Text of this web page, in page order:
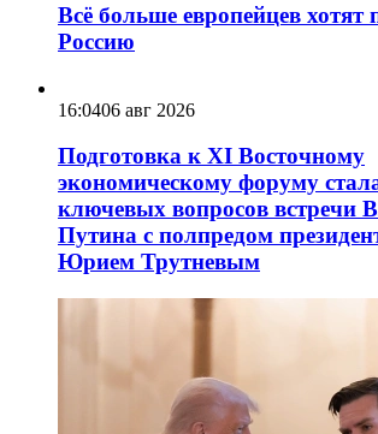
Всё больше европейцев хотят
Россию
16:0406 авг 2026
Подготовка к XI Восточному
экономическому форуму
ключевых вопросов встречи
Путина с полпредом
Юрием Трутневым